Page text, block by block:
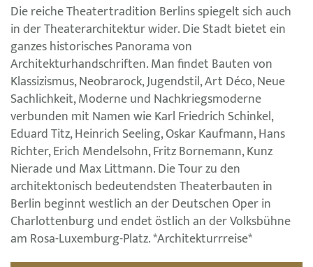
Die reiche Theatertradition Berlins spiegelt sich auch
in der Theaterarchitektur wider. Die Stadt bietet ein
ganzes historisches Panorama von
Architekturhandschriften. Man findet Bauten von
Klassizismus, Neobrarock, Jugendstil, Art Déco, Neue
Sachlichkeit, Moderne und Nachkriegsmoderne
verbunden mit Namen wie Karl Friedrich Schinkel,
Eduard Titz, Heinrich Seeling, Oskar Kaufmann, Hans
Richter, Erich Mendelsohn, Fritz Bornemann, Kunz
Nierade und Max Littmann. Die Tour zu den
architektonisch bedeutendsten Theaterbauten in
Berlin beginnt westlich an der Deutschen Oper in
Charlottenburg und endet östlich an der Volksbühne
am Rosa-Luxemburg-Platz. *Architekturrreise*